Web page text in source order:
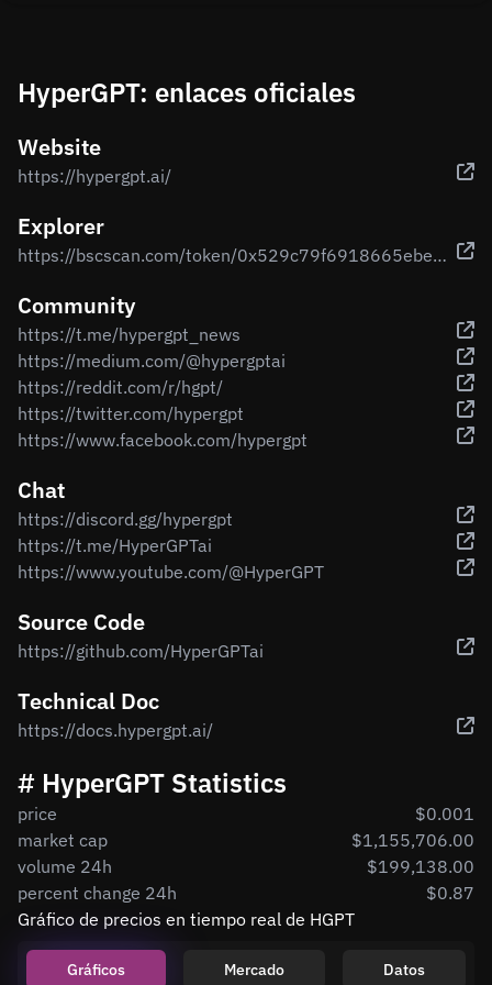
HyperGPT: enlaces oficiales
Website
https://hypergpt.ai/
Explorer
https://bscscan.com/token/0x529c79f6918665ebe250f32eeeaa1d410a0798c6
Community
https://t.me/hypergpt_news
https://medium.com/@hypergptai
https://reddit.com/r/hgpt/
https://twitter.com/hypergpt
https://www.facebook.com/hypergpt
Chat
https://discord.gg/hypergpt
https://t.me/HyperGPTai
https://www.youtube.com/@HyperGPT
Source Code
https://github.com/HyperGPTai
Technical Doc
https://docs.hypergpt.ai/
# HyperGPT Statistics
price
$0.001
market cap
$1,155,706.00
volume 24h
$199,138.00
percent change 24h
$0.87
Gráfico de precios en tiempo real de HGPT
Gráficos Mercado Datos